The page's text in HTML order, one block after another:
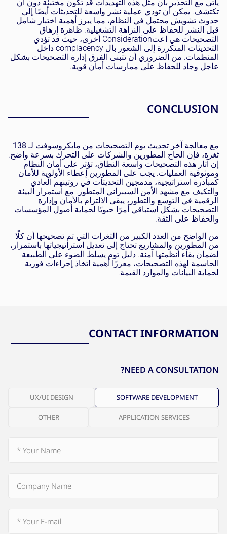
يأتي مع التحذير بأن مثل هذه التهديدات قد تكون مختبئة دون أن
تكتشف. يمكن أن تؤدي عملية نشر واسعة للتحديثات أيضًا إلى
حدوث تشويش محتمل في النظام، مما يبرز أهمية اختبار شامل
قبل النشر للحفاظ على النزاهة التشغيلية. ظاهرة إرهاق
التصحيحات هي اعتConsideration أخرى، حيث قد تؤدي
التحديثات المتكررة إلى الشعور بال complacency داخل
المنظمات. من الضروري أن تتبنى الفرق إدارة التصحيحات بشكل
عاجل وجاد للحفاظ على ممارسات أمان قوية.
CONCLUSION
مع معالجة آخر تحديث يوم التصحيحات من مايكروسوفت لـ 138
ثغرة، فإن الحاح المطورين والشركات على التحرك بسرعة واضح.
إن آثار هذه التصحيحات واسعة النطاق، تؤثر على أمان النظام
وموثوقية العمليات. يجب على المطورين إعطاء الأولوية للأمان
كمبادرة استراتيجية، مدمجين التحديثات في روتينهم العادي
والتكيف مع مشهد الأمن السيبراني المتطور. مع استمرار البيئة
الرقمية في التوسع والتطور، يبقى الالتزام بالأمان وإدارة
التصحيحات بشكل استباقي أمرًا حيويًا لحماية أصول المؤسسات
والحفاظ على الثقة.
من الواضح من العدد الكبير من الثغرات التي تم تصحيحها أن كلًا
من المطورين والمشاريع تحتاج إلى تعديل استراتيجياتها باستمرار،
لضمان بقاء أنظمتها آمنة. دليل توم يسلط الضوء على الطبيعة
الحاسمة لهذه التصحيحات، معززًا أهمية اتخاذ إجراءات فورية
لحماية البيانات والموارد القيمة.
CONTACT INFORMATION
NEED A CONSULTATION?
SOFTWARE DEVELOPMENT
UX/UI DESIGN
APPLICATION SERVICES
OTHER